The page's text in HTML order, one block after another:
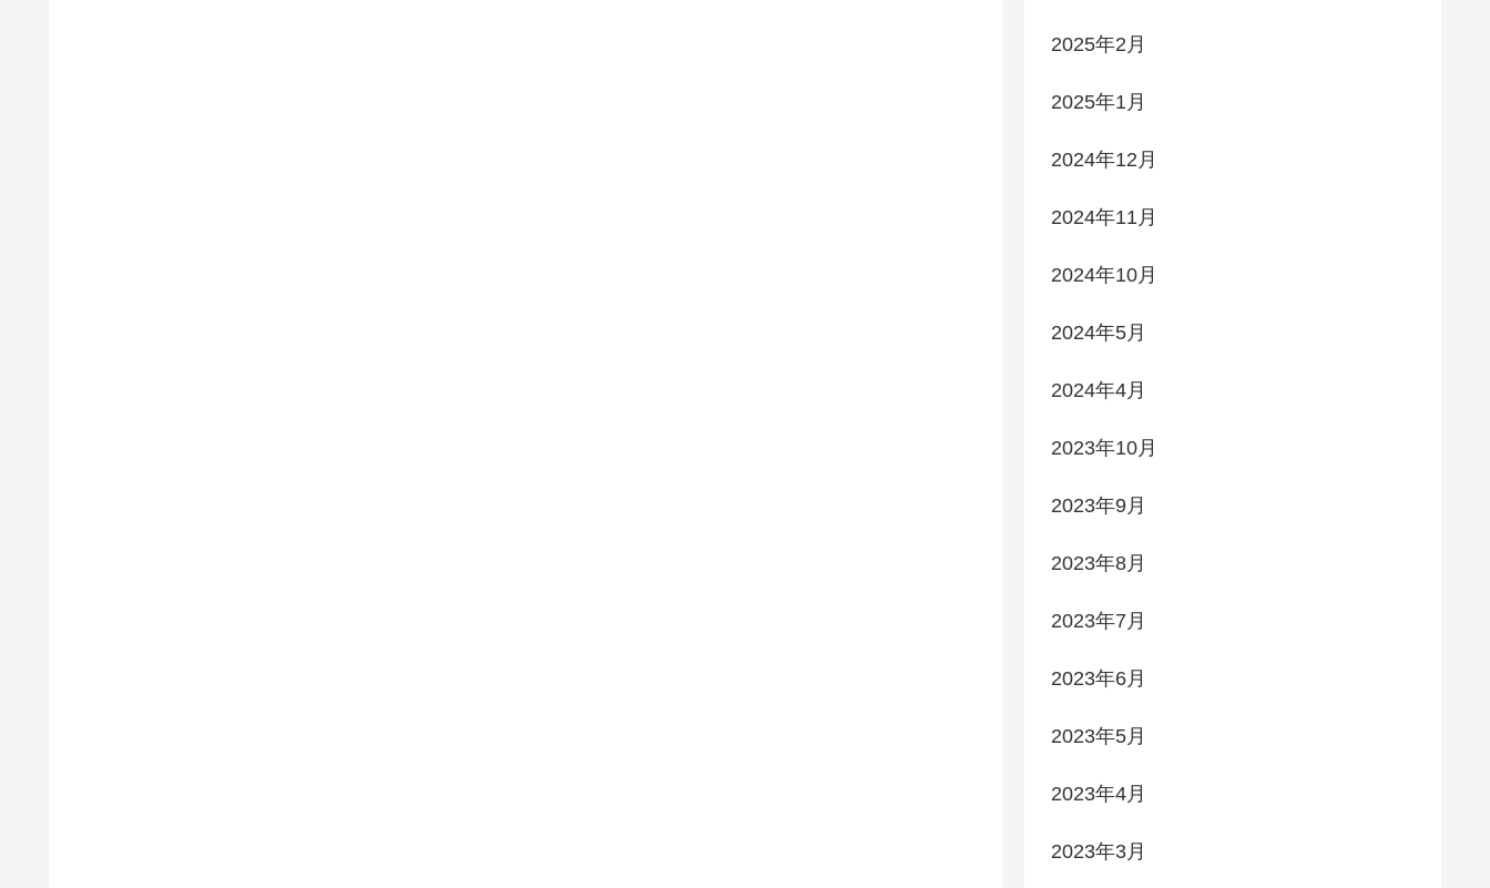
2025年2月
2025年1月
2024年12月
2024年11月
2024年10月
2024年5月
2024年4月
2023年10月
2023年9月
2023年8月
2023年7月
2023年6月
2023年5月
2023年4月
2023年3月